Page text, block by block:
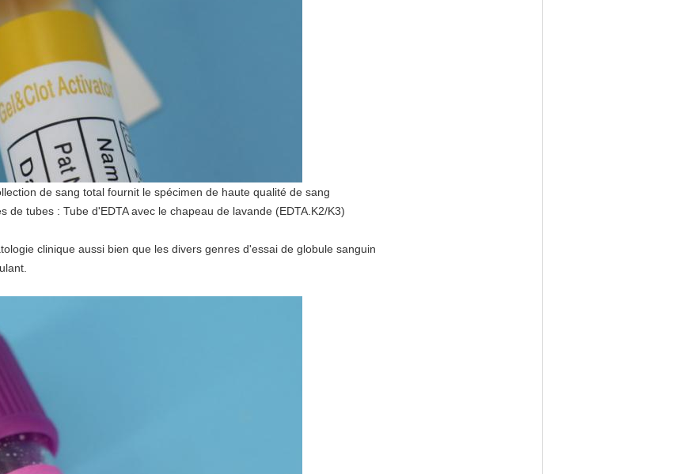
de sang total fournit le spécimen de haute qualité de sang
de tubes : Tube d'EDTA avec le chapeau de lavande (EDTA.K2/K3)
clinique aussi bien que les divers genres d'essai de globule sanguin